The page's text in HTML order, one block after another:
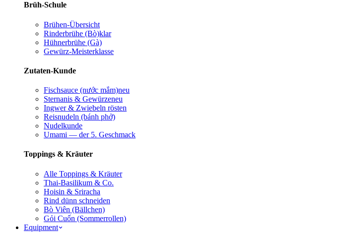
Brüh-Schule
Brühen-Übersicht
Rinderbrühe (Bò)klar
Hühnerbrühe (Gà)
Gewürz-Meisterklasse
Zutaten-Kunde
Fischsauce (nước mắm)neu
Sternanis & Gewürzeneu
Ingwer & Zwiebeln rösten
Reisnudeln (bánh phở)
Nudelkunde
Umami — der 5. Geschmack
Toppings & Kräuter
Alle Toppings & Kräuter
Thai-Basilikum & Co.
Hoisin & Sriracha
Rind dünn schneiden
Bò Viên (Bällchen)
Gỏi Cuốn (Sommerrollen)
Equipment